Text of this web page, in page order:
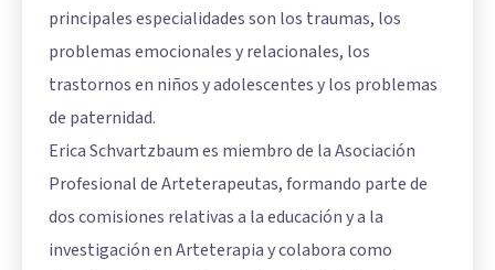
principales especialidades son los traumas, los
problemas emocionales y relacionales, los
trastornos en niños y adolescentes y los problemas
de paternidad.
Erica Schvartzbaum es miembro de la Asociación
Profesional de Arteterapeutas, formando parte de
dos comisiones relativas a la educación y a la
investigación en Arteterapia y colabora como